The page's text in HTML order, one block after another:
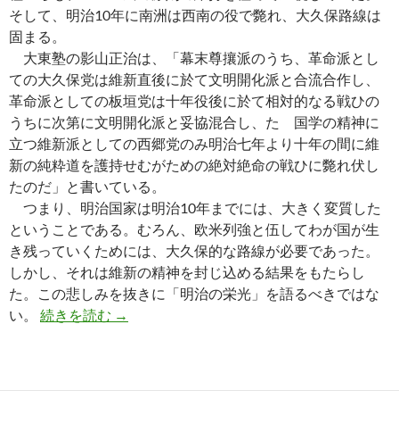
そして、明治10年に南洲は西南の役で斃れ、大久保路線は
固まる。
大東塾の影山正治は、「幕末尊攘派のうち、革命派とし
ての大久保党は維新直後に於て文明開化派と合流合作し、
革命派としての板垣党は十年役後に於て相対的なる戦ひの
うちに次第に文明開化派と妥協混合し、たゞ国学の精神に
立つ維新派としての西郷党のみ明治七年より十年の間に維
新の純粋道を護持せむがための絶対絶命の戦ひに斃れ伏し
たのだ」と書いている。
つまり、明治国家は明治10年までには、大きく変質した
ということである。むろん、欧米列強と伍してわが国が生
き残っていくためには、大久保的な路線が必要であった。
しかし、それは維新の精神を封じ込める結果をもたらし
た。この悲しみを抜きに「明治の栄光」を語るべきではな
い。 続きを読む 「明治維新」と「明治という時代」の切断
→